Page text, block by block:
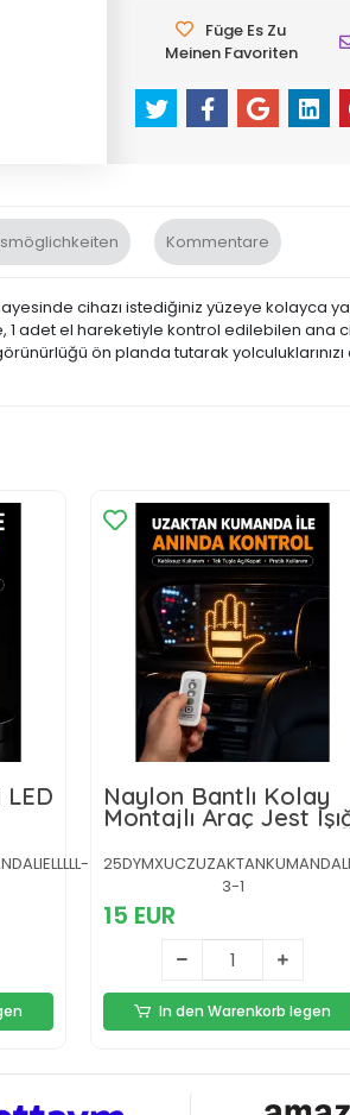
Füge Es Zu
Meinen Favoriten
Kommentare
cihazı istediğiniz yüzeye kolayca
el hareketiyle kontrol edilebilen ana
ön planda tutarak
Naylon Bantlı Kolay
Montajlı Araç Jest
3-1
15 EUR
In den Warenkorb legen